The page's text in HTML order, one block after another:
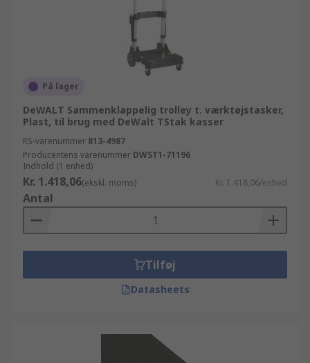
På lager
DeWALT Sammenklappelig trolley t. værktøjstasker,
Plast, til brug med DeWalt TStak kasser
RS-varenummer 813-4987
Producentens varenummer DWST1-71196
Indhold (1 enhed)
Kr. 1.418,06(ekskl. moms) Kr. 1.418,06/enhed
Antal
Tilføj
Datasheets